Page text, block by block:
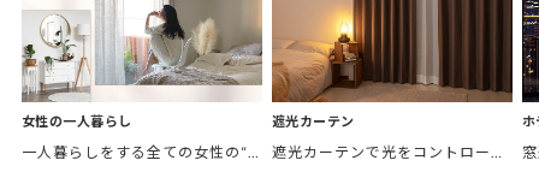
女性の一人暮らし 遮光カーテン